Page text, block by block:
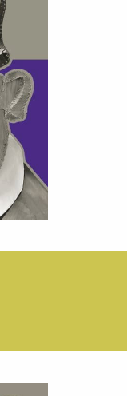
info & bestellen